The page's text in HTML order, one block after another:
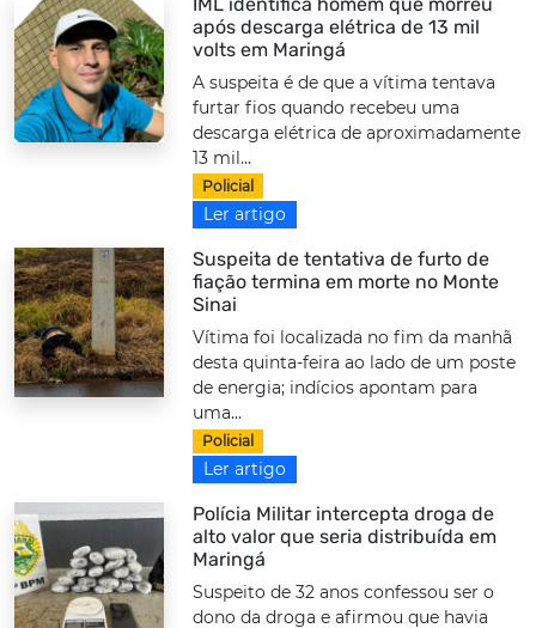
após descarga elétrica de 13 mil
volts em Maringá
A suspeita é de que a vítima tentava
furtar fios quando recebeu uma
descarga elétrica de aproximadamente
13 mil...
Policial
Ler artigo
Suspeita de tentativa de furto de
fiação termina em morte no Monte
Sinai
Vítima foi localizada no fim da manhã
desta quinta-feira ao lado de um poste
de energia; indícios apontam para
uma...
Policial
Ler artigo
Polícia Militar intercepta droga de
alto valor que seria distribuída em
Maringá
Suspeito de 32 anos confessou ser o
dono da droga e afirmou que havia